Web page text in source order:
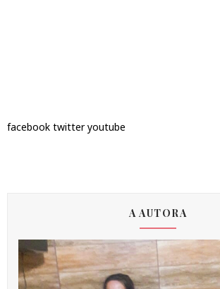
facebook twitter youtube
A AUTORA